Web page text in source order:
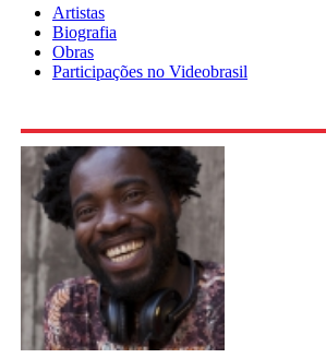
Artistas
Biografia
Obras
Participações no Videobrasil